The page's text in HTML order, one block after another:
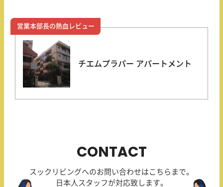
営業本部長の熱血レビュー
チエムプラパー アパートメント
CONTACT
スックリビングへのお問い合わせはこちらまで。
日本人スタッフが対応致します。